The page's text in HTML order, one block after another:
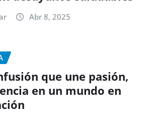
Abr 8, 2025
que une pasión,
en un mundo en